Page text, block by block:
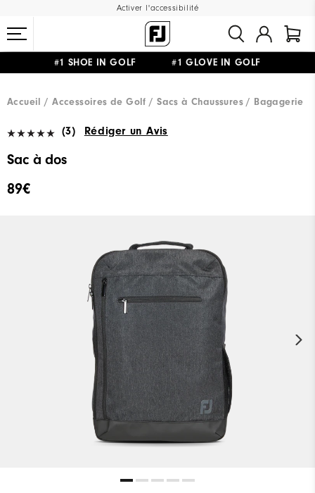
Activer l'accessibilité
#1 SHOE IN GOLF #1 GLOVE IN GOLF
Accueil
Accessoires de Golf Sacs à Chaussures / Bagagerie
(3) Rédiger un Avis
Sac à dos
89€